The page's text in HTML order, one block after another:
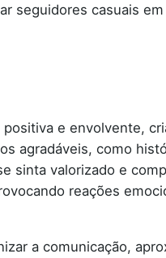
seguidores casuais em
e envolvente,
agradáveis, como
sinta valorizado e
reações
a comunicação,